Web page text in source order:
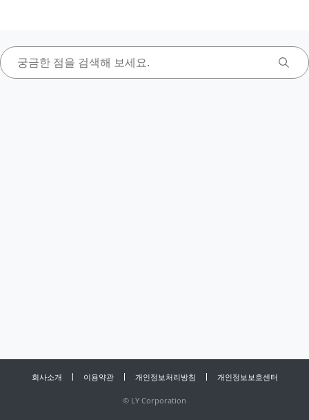
회사소개 이용약관 개인정보처리방침 개인정보보호센터
© LY Corporation